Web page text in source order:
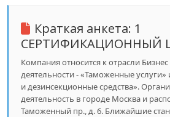
Краткая анкета: 1
СЕРТИФИКАЦИОННЫЙ
Компания относится к отрасли
деятельности - «Таможенные
и дезинсекционные средства».
деятельность в городе Москва и
Таможенный пр., д. 6. Ближайшие